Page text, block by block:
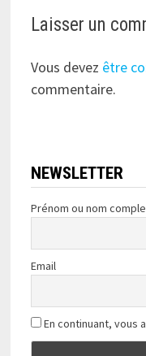
Laisser un
Vous devez être
commentaire.
NEWSLETTER
Prénom ou nom
Email
En continuant, vous